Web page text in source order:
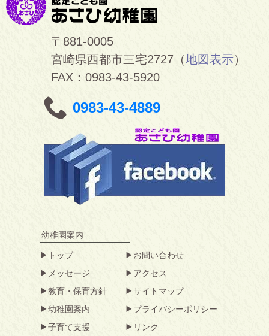
〒881-0005
宮崎県西都市三宅2727（地図表示）
FAX：0983-43-5920
0983-43-4889
幼稚園案内
トップ
メッセージ
教育・保育方針
幼稚園案内
子育て支援
お問い合わせ
アクセス
サイトマップ
プライバシーポリシー
リンク